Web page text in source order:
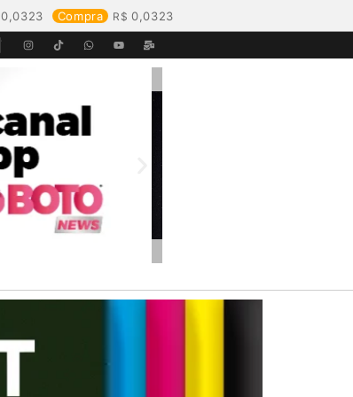
0,0323 Compra 0,0323
Começa o Festival Peixes da Amazônia na Estrada de Ferro Madeira-Mamoré